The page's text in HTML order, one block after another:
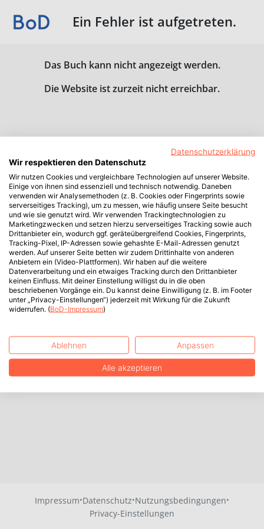
Ein Fehler ist aufgetreten.
Das Buch kann nicht angezeigt werden.
Die Website ist zurzeit nicht erreichbar.
Impressum·Datenschutz·Nutzungsbedingungen·
Privacy-Einstellungen
Datenschutzerklärung
Wir respektieren den Datenschutz
Wir nutzen Cookies und vergleichbare Technologien auf unserer Website.
Einige von ihnen sind essenziell und technisch notwendig. Daneben
verwenden wir Analysemethoden (z. B. Cookies oder Fingerprints sowie
serverseitiges Tracking), um zu messen, wie häufig unsere Seite besucht
und wie sie genutzt wird. Wir verwenden Trackingtechnologien zu
Marketingzwecken und setzen hierzu serverseitiges Tracking sowie auch
Drittanbieter ein, wodurch ggf. geräteübergreifend Cookies, Fingerprints,
Tracking-Pixel, IP-Adressen sowie gehashte E-Mail-Adressen genutzt
werden. Auf unserer Seite betten wir zudem Drittinhalte von anderen
Anbietern ein (Video-Plattformen). Wir haben auf die weitere
Datenverarbeitung und ein etwaiges Tracking durch den Drittanbieter
keinen Einfluss. Mit deiner Einstellung willigst du in die oben
beschriebenen Vorgänge ein. Du kannst deine Einwilligung (z. B. im Footer
unter „Privacy-Einstellungen“) jederzeit mit Wirkung für die Zukunft
widerrufen. (BoD-Impressum)
Ablehnen Anpassen
Alle akzeptieren